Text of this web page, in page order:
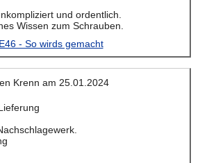
und ordentlich.
Wissen zum Schrauben.
- So wirds gemacht
Krenn am 25.01.2024